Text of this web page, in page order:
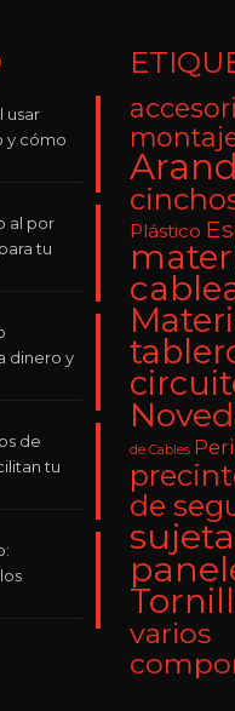
usar
y cómo
al por
tu
dinero y
de
tu
Plástico
de Cables
de
varios